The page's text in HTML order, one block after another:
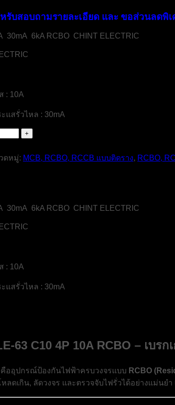
รับสอบถามรายละเอียด และ ขอส่วนลดพิเ
30mA 6kA RCBO CHINT ELECTRIC
: 10A
ะแสรั่วไหล : 30mA
ดหมู่: MCB, RCBO, RCCB แบบติดราง, RCBO,
30mA 6kA RCBO CHINT ELECTRIC
: 10A
ะแสรั่วไหล : 30mA
63 C10 4P 10A RCBO – เบ
คืออุปกรณ์ป้องกันไฟฟ้าครบวงจรแบบ RCBO
ลดเกิน, ลัดวงจร และตรวจจับไฟรั่วได้อย่างแม่น